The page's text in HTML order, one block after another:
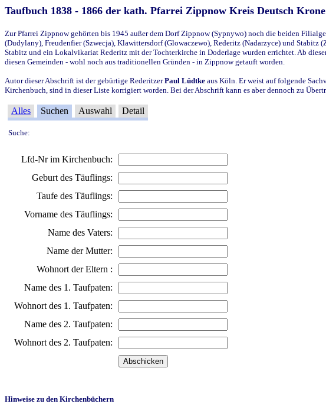
Taufbuch 1838 - 1866 der kath. Pfarrei Zippnow Kreis Deutsch Krone
Zur Pfarrei Zippnow gehörten bis 1945 außer dem Dorf Zippnow (Sypnywo) noch die beiden
(Dudylany), Freudenfier (Szwecja), Klawittersdorf (Glowaczewo), Rederitz (Nadarzyce) und
Stabitz und ein Lokalvikariat Rederitz mit der Tochterkirche in Doderlage wurden errichtet. Ab
diesen Gemeinden - wohl noch aus traditionellen Gründen - in Zippnow getauft worden.
Autor dieser Abschrift ist der gebürtige RederitzerPaul Lüdtke aus Köln. Er weist auf folgende
Kirchenbuch, sind in dieser Liste korrigiert worden. Bei der Abschrift kann es aber dennoch zu
Alles Suchen Auswahl Detail
Suche:
Lfd-Nr im Kirchenbuch:
Geburt des Täuflings:
Taufe des Täuflings:
Vorname des Täuflings:
Name des Vaters:
Name der Mutter:
Wohnort der Eltern :
Name des 1. Taufpaten:
Wohnort des 1. Taufpaten:
Name des 2. Taufpaten:
Wohnort des 2. Taufpaten:
Hinweise zu den Kirchenbüchern